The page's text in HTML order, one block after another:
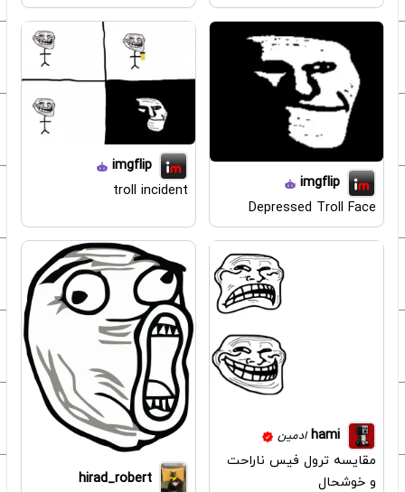
imgflip
Depressed Troll Face
imgflip
troll incident
hami ادمین
مقایسه ترول فیس ناراحت
و خوشحال
hirad_robert